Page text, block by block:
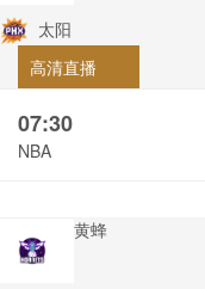
太阳
高清直播
07:30
NBA
黄蜂